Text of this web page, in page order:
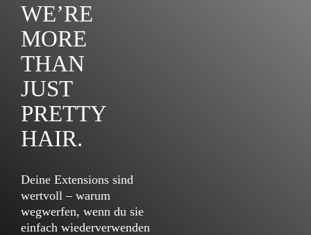
WE’RE
MORE
THAN
JUST
PRETTY
HAIR.
Deine Extensions sind
wertvoll – warum
wegwerfen, wenn du sie
einfach wiederverwenden